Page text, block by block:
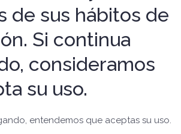
de sus hábitos de
Si continua
consideramos
su uso.
entendemos que aceptas su uso.